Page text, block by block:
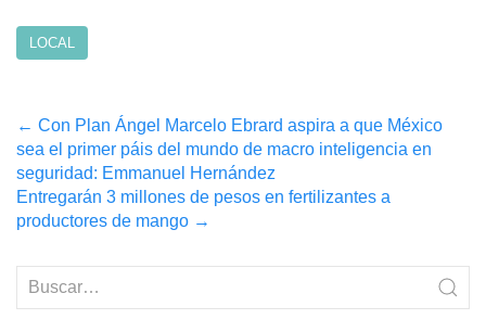
LOCAL
Post
navigation
← Con Plan Ángel Marcelo Ebrard aspira a que México
sea el primer páis del mundo de macro inteligencia en
seguridad: Emmanuel Hernández
Entregarán 3 millones de pesos en fertilizantes a
productores de mango →